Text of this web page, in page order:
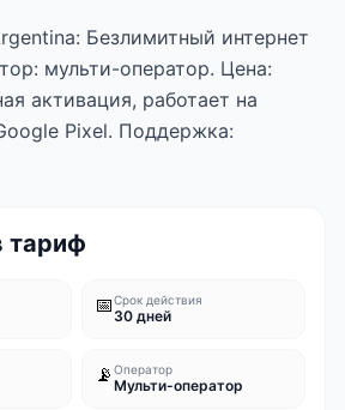
Безлимитный интернет
мульти-оператор. Цена:
активация, работает на
Pixel. Поддержка:
тариф
📅Срок действия
30 дней
📡 Оператор
Мульти-оператор